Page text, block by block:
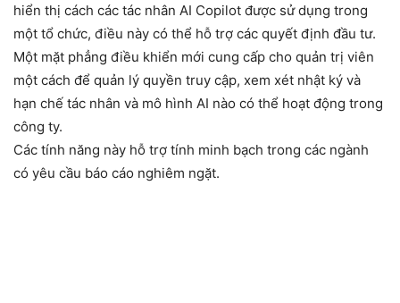
hiển thị cách các tác nhân AI Copilot được sử dụng trong
một tổ chức, điều này có thể hỗ trợ các quyết định đầu tư.
Một mặt phẳng điều khiển mới cung cấp cho quản trị viên
một cách để quản lý quyền truy cập, xem xét nhật ký và
hạn chế tác nhân và mô hình AI nào có thể hoạt động trong
công ty.
Các tính năng này hỗ trợ tính minh bạch trong các ngành
có yêu cầu báo cáo nghiêm ngặt.